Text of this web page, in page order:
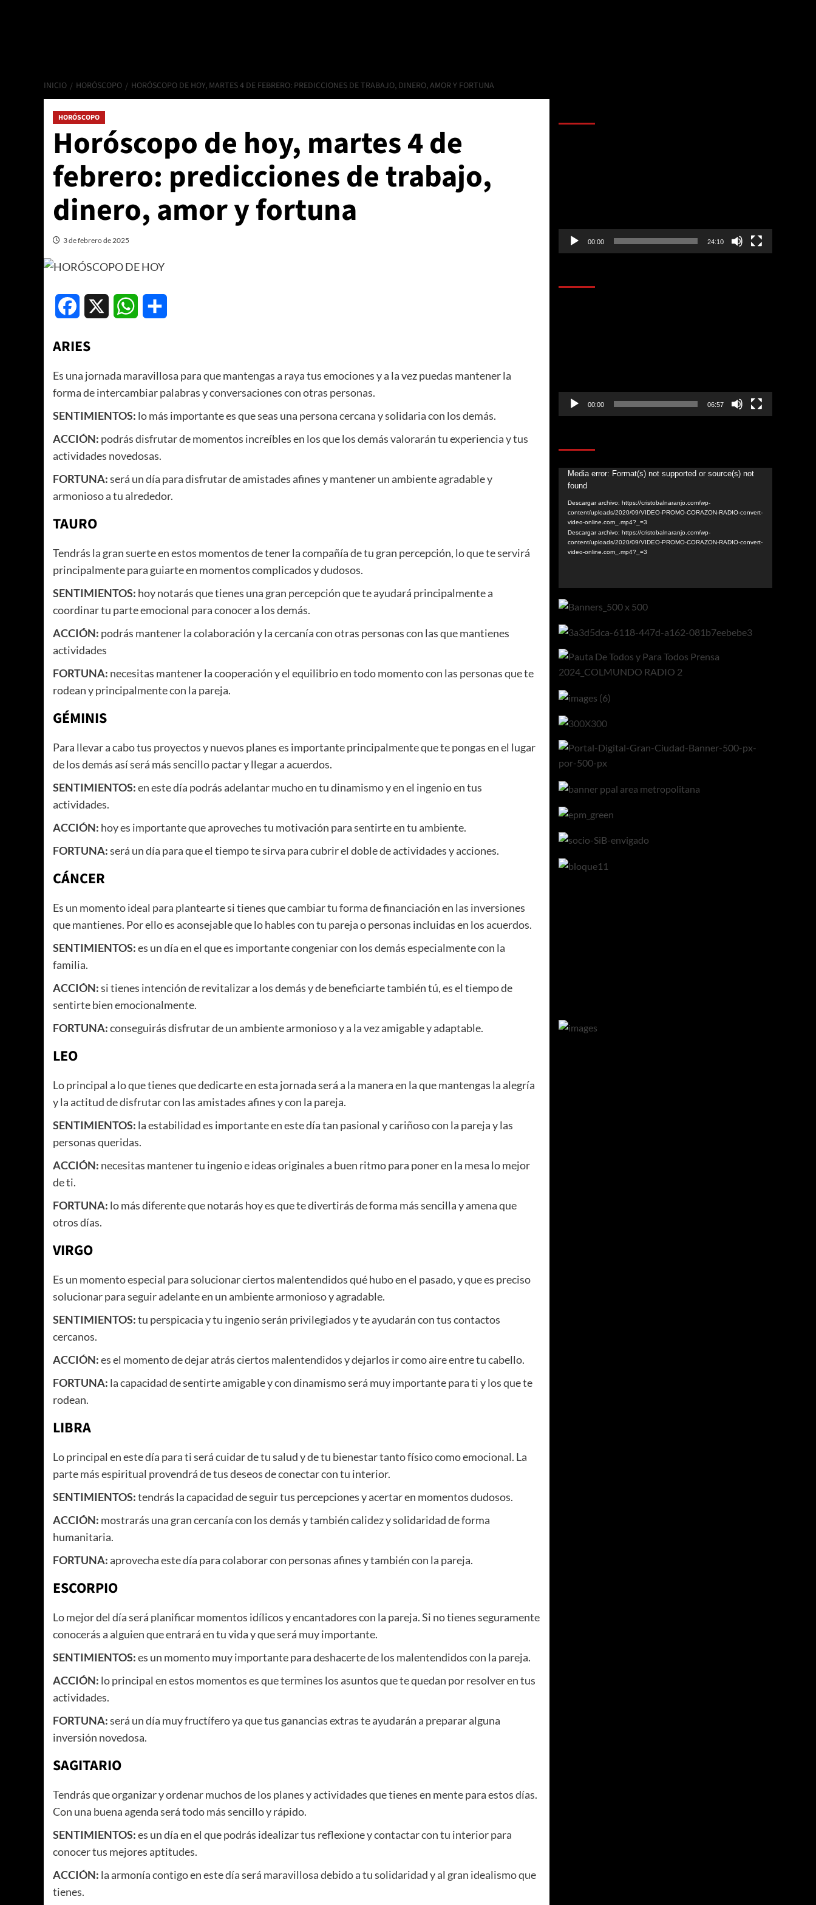
INICIO HORÓSCOPO HORÓSCOPO DE HOY, MARTES 4 DE FEBRERO: PREDICCIONES DE TRABAJO, DINERO, AMOR Y FORTUNA
HORÓSCOPO
Horóscopo de hoy, martes 4 de
febrero: predicciones de trabajo,
dinero, amor y fortuna
3 de febrero de 2025
Facebook WhatsApp
ARIES
Es una jornada maravillosa para que mantengas a raya tus emociones y a la vez puedas mantener la
forma de intercambiar palabras y conversaciones con otras personas.
SENTIMIENTOS: lo más importante es que seas una persona cercana y solidaria con los demás.
ACCIÓN: podrás disfrutar de momentos increíbles en los que los demás valorarán tu experiencia y tus
actividades novedosas.
FORTUNA:será un día para disfrutar de amistades afines y mantener un ambiente agradable y
armonioso a tu alrededor.
TAURO
Tendrás la gran suerte en estos momentos de tener la compañía de tu gran percepción, lo que te servirá
principalmente para guiarte en momentos complicados y dudosos.
SENTIMIENTOS: hoy notarás que tienes una gran percepción que te ayudará principalmente a
coordinar tu parte emocional para conocer a los demás.
ACCIÓN: podrás mantener la colaboración y la cercanía con otras personas con las que mantienes
actividades
FORTUNA: necesitas mantener la cooperación y el equilibrio en todo momento con las personas que te
rodean y principalmente con la pareja.
GÉMINIS
Para llevar a cabo tus proyectos y nuevos planes es importante principalmente que te pongas en el lugar
de los demás así será más sencillo pactar y llegar a acuerdos.
SENTIMIENTOS:en este día podrás adelantar mucho en tu dinamismo y en el ingenio en tus
actividades.
ACCIÓN: hoy es importante que aproveches tu motivación para sentirte en tu ambiente.
FORTUNA:será un día para que el tiempo te sirva para cubrir el doble de actividades y acciones.
CÁNCER
Es un momento ideal para plantearte si tienes que cambiar tu forma de financiación en las inversiones
que mantienes. Por ello es aconsejable que lo hables con tu pareja o personas incluidas en los acuerdos.
SENTIMIENTOS:es un día en el que es importante congeniar con los demás especialmente con la
familia.
ACCIÓN:si tienes intención de revitalizar a los demás y de beneficiarte también tú, es el tiempo de
sentirte bien emocionalmente.
FORTUNA:conseguirás disfrutar de un ambiente armonioso y a la vez amigable y adaptable.
LEO
Lo principal a lo que tienes que dedicarte en esta jornada será a la manera en la que mantengas la alegría
y la actitud de disfrutar con las amistades afines y con la pareja.
SENTIMIENTOS: la estabilidad es importante en este día tan pasional y cariñoso con la pareja y las
personas queridas.
ACCIÓN: necesitas mantener tu ingenio e ideas originales a buen ritmo para poner en la mesa lo mejor
de ti.
FORTUNA: lo más diferente que notarás hoy es que te divertirás de forma más sencilla y amena que
otros días.
VIRGO
Es un momento especial para solucionar ciertos malentendidos qué hubo en el pasado, y que es preciso
solucionar para seguir adelante en un ambiente armonioso y agradable.
SENTIMIENTOS:tu perspicacia y tu ingenio serán privilegiados y te ayudarán con tus contactos
cercanos.
ACCIÓN:es el momento de dejar atrás ciertos malentendidos y dejarlos ir como aire entre tu cabello.
FORTUNA: la capacidad de sentirte amigable y con dinamismo será muy importante para ti y los que te
rodean.
LIBRA
Lo principal en este día para ti será cuidar de tu salud y de tu bienestar tanto físico como emocional. La
parte más espiritual provendrá de tus deseos de conectar con tu interior.
SENTIMIENTOS:tendrás la capacidad de seguir tus percepciones y acertar en momentos dudosos.
ACCIÓN: mostrarás una gran cercanía con los demás y también calidez y solidaridad de forma
humanitaria.
FORTUNA:aprovecha este día para colaborar con personas afines y también con la pareja.
ESCORPIO
Lo mejor del día será planificar momentos idílicos y encantadores con la pareja. Si no tienes seguramente
conocerás a alguien que entrará en tu vida y que será muy importante.
SENTIMIENTOS:es un momento muy importante para deshacerte de los malentendidos con la pareja.
ACCIÓN: lo principal en estos momentos es que termines los asuntos que te quedan por resolver en tus
actividades.
FORTUNA:será un día muy fructífero ya que tus ganancias extras te ayudarán a preparar alguna
inversión novedosa.
SAGITARIO
Tendrás que organizar y ordenar muchos de los planes y actividades que tienes en mente para estos días.
Con una buena agenda será todo más sencillo y rápido.
SENTIMIENTOS:es un día en el que podrás idealizar tus reflexione y contactar con tu interior para
conocer tus mejores aptitudes.
ACCIÓN: la armonía contigo en este día será maravillosa debido a tu solidaridad y al gran idealismo que
tienes.
00:00 24:10
00:00 06:57
Reproductor
vídeo
Media error: Format(s) not supported or source(s) not
found
Descargar archivo: https://cristobalnaranjo.com/wp-
content/uploads/2020/09/VIDEO-PROMO-CORAZON-RADIO-convert-
video-online.com_.mp4?_=3
Descargar archivo: https://cristobalnaranjo.com/wp-
content/uploads/2020/09/VIDEO-PROMO-CORAZON-RADIO-convert-
video-online.com_.mp4?_=3